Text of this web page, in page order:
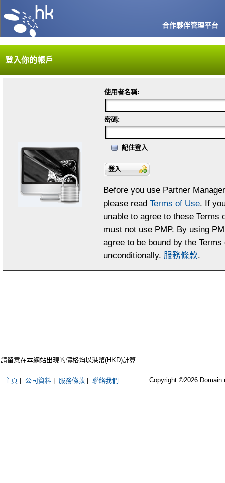
合作夥伴管理平台
登入你的帳戶
使用者名稱:
密碼:
記住登入
Before you use Partner
please read Terms of Use. If
unable to agree to these Terms
must not use PMP. By using
agree to be bound by the Terms
unconditionally. 服務條款.
請留意在本網站出現的價格均以港幣(HKD)計算
主頁 公司資料 服務條款 聯絡我們 Copyright ©2026